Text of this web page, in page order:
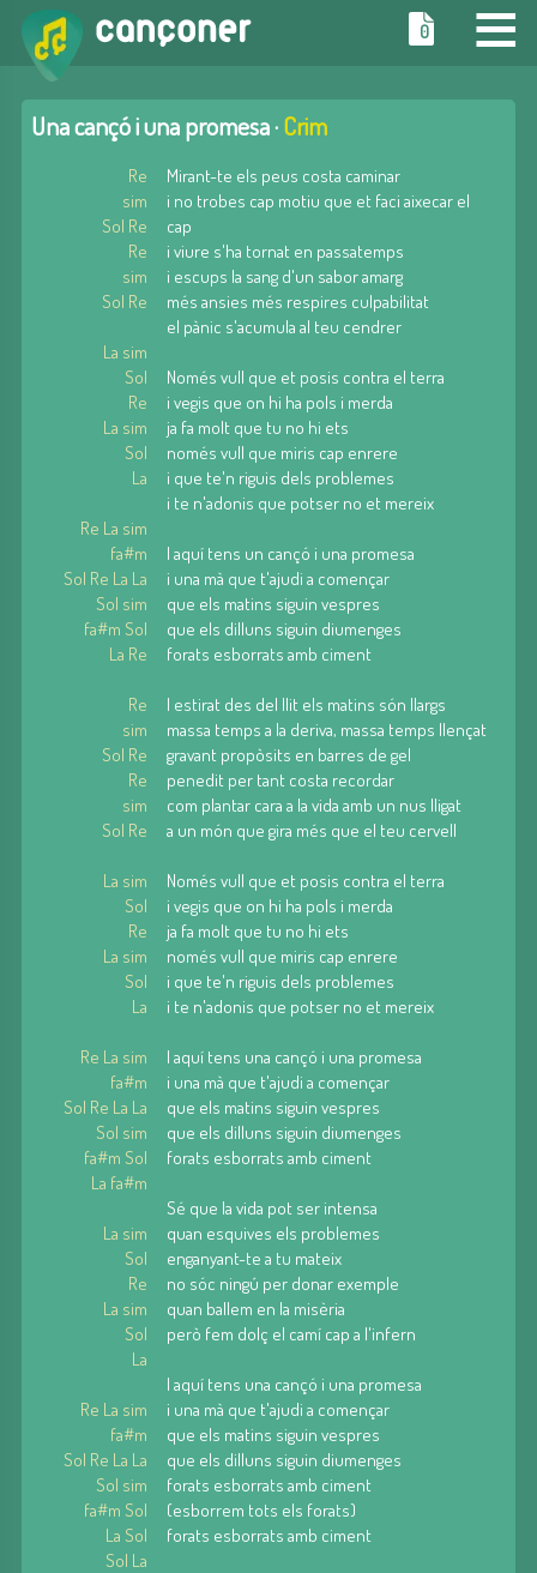
≡
0
Una cançó i una promesa ·Crim
Re
sim
Sol Re
Re
sim
Sol Re
La sim
Sol
Re
La sim
Sol
La
Re La sim
fa#m
Sol Re La La
Sol sim
fa#m Sol
La Re
Re
sim
Sol Re
Re
sim
Sol Re
La sim
Sol
Re
La sim
Sol
La
Re La sim
fa#m
Sol Re La La
Sol sim
fa#m Sol
La fa#m
La sim
Sol
Re
La sim
Sol
La
Re La sim
fa#m
Sol Re La La
Sol sim
fa#m Sol
La Sol
Sol La
Mirant-te els peus costa caminar
i no trobes cap motiu que et faci aixecar el
cap
i viure s'ha tornat en passatemps
i escups la sang d'un sabor amarg
més ansies més respires culpabilitat
el pànic s'acumula al teu cendrer
Només vull que et posis contra el terra
i vegis que on hi ha pols i merda
ja fa molt que tu no hi ets
només vull que miris cap enrere
i que te'n riguis dels problemes
i te n'adonis que potser no et mereix
I aquí tens un cançó i una promesa
i una mà que t'ajudi a començar
que els matins siguin vespres
que els dilluns siguin diumenges
forats esborrats amb ciment
I estirat des del llit els matins són llargs
massa temps a la deriva, massa temps llençat
gravant propòsits en barres de gel
penedit per tant costa recordar
com plantar cara a la vida amb un nus lligat
a un món que gira més que el teu cervell
Només vull que et posis contra el terra
i vegis que on hi ha pols i merda
ja fa molt que tu no hi ets
només vull que miris cap enrere
i que te'n riguis dels problemes
i te n'adonis que potser no et mereix
I aquí tens una cançó i una promesa
i una mà que t'ajudi a començar
que els matins siguin vespres
que els dilluns siguin diumenges
forats esborrats amb ciment
Sé que la vida pot ser intensa
quan esquives els problemes
enganyant-te a tu mateix
no sóc ningú per donar exemple
quan ballem en la misèria
però fem dolç el camí cap a l'infern
I aquí tens una cançó i una promesa
i una mà que t'ajudi a començar
que els matins siguin vespres
que els dilluns siguin diumenges
forats esborrats amb ciment
(esborrem tots els forats)
forats esborrats amb ciment